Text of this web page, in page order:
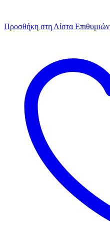
Προσθήκη στη Λίστα Επιθυμιών